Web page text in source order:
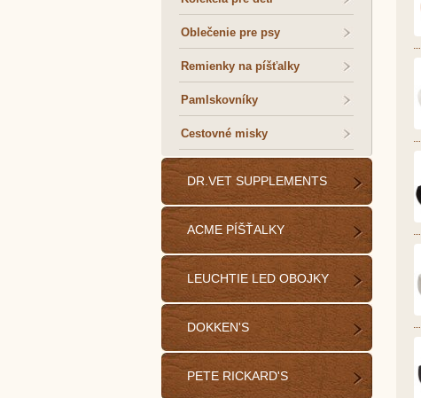
Oblečenie pre psy
Remienky na píšťalky
Pamlskovníky
Cestovné misky
DR.VET SUPPLEMENTS
ACME PÍŠŤALKY
LEUCHTIE LED OBOJKY
DOKKEN'S
PETE RICKARD'S